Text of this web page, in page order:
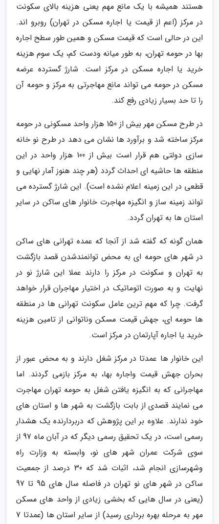
هستند همیشه با یک مانع مهم یعنی هزینه بالای سکونت
در مرکز (اعم از قیمت یا اجاره مسکن در تهران) روبرو اند.
این در حالی است که قیمت مسکن و همین طور سطح اجاره
بها در حومه تهران، به طور میانه ودست کم، یک سوم هزینه
خرید یا اجاره مسکن در مرکز است. شارژ گسترده عرضه
مسکن در حومه می تواند مانع مهاجرتی به مرکز و حومه آن
را تا حد بسیار زیادی رفع کند.
در طرح مسکن مهر بیش از 150 هزار واحد مسکونی در حومه
مرکز ساخته شد و برآورد ها نشان می دهد در طرح نو خانه
سازی دولتی هم قرار است بیش از 100 هزار واحد در این
منطقه ها حاشیه ای احداث گردد (هر چند هنوز آمار نهایی و
قطعی در این زمینه اعلام نشده است). این شارژ گسترده می
تواند زمینه ساز و انگیزه مهاجرت خانوار های ساکن در سایر
استان ها به تهران گردد.
همان گونه که گفته شد از آنجا که عمده تهرانی های ساکن
در شهر های حومه ای به محض توانمندشدن قصد بازگشت
به تهران و سکونت در مرکز را دارند عملا این شارژ نو در
نهایت و به صورت اتوماتیک در اختیار مهاجران قرار خواهد
گرفت. چرا که مهم ترین عامل سکونت تهرانی ها در منطقه
ها حومه ای، جهش قیمت مسکن وناتوانی از تامین هزینه
خرید یا اجاره آپارتمان در مرکز است.
این خانوار ها عمدتا در مرکز شغل دارند و به محض عبور از
بحران جهش قیمت واجاره بها، به مرکز بازمی گردند. اما
مهاجرانی که به انگیزه یافتن شغل به حومه تهران مهاجرت
می نمایند قصدی از بابت بازگشت به شهر ها و استان های
خود ندارند. علاوه بر این پژوهش که دربردارنده یک هشدار
رسمی است، در یک تحقیق رسمی دیگر که در آبان ماه 97 از
سوی شرکت عمران شهر های نو، وابسته به وزارت راه
وشهرسازی انجام شد، اثبات شد که 30 درصد از جمعیت
ساکن در شهر های نو تهران در فاصله سال های 95 تا 97
(یعنی در سال هایی که بخشی زیادی از واحد های مسکن
مهر به مرحله بهره برداری رسید) از سایر استان ها (عمدتا 7